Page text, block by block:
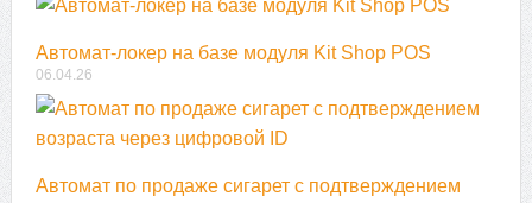
Автомат-локер на базе модуля Kit Shop POS
06.04.26
Автомат по продаже сигарет с подтверждением